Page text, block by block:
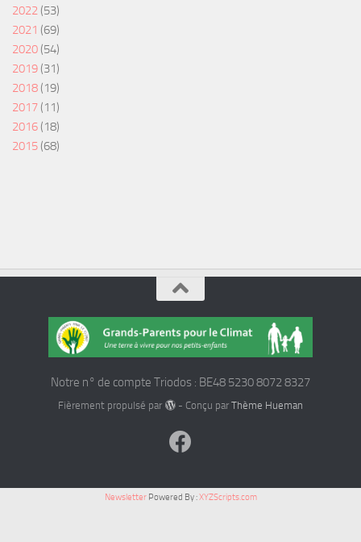
2022 (53)
2021 (69)
2020 (54)
2019 (31)
2018 (19)
2017 (11)
2016 (18)
2015 (68)
Notre n° de compte Triodos : BE48 5230 8072 8327
Fièrement propulsé par - Conçu par Thème Hueman
NewsletterPowered By :XYZScripts.com